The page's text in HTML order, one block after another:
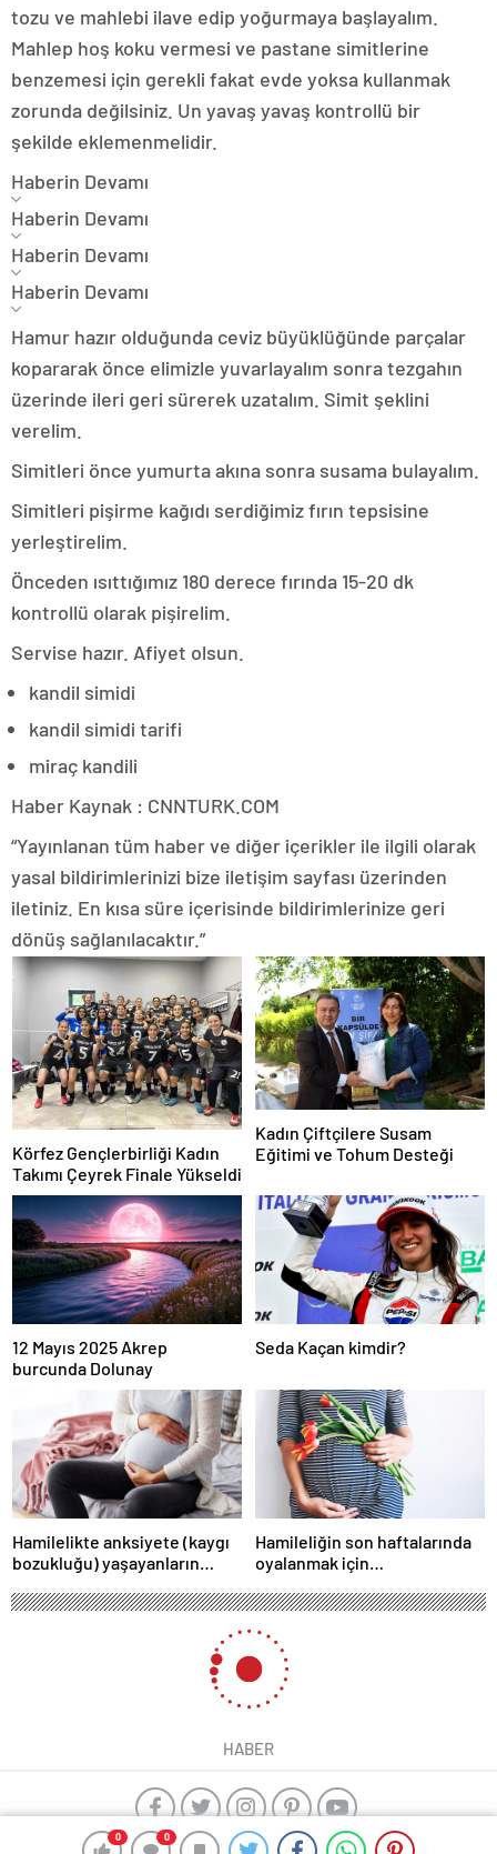
0 0
0 0
tozu ve mahlebi ilave edip yoğurmaya başlayalım.
Mahlep hoş koku vermesi ve pastane simitlerine
benzemesi için gerekli fakat evde yoksa kullanmak
zorunda değilsiniz. Un yavaş yavaş kontrollü bir
şekilde eklemenmelidir.
Haberin Devamı
Haberin Devamı
Haberin Devamı
Haberin Devamı
Hamur hazır olduğunda ceviz büyüklüğünde parçalar
kopararak önce elimizle yuvarlayalım sonra tezgahın
üzerinde ileri geri sürerek uzatalım. Simit şeklini
verelim.
Simitleri önce yumurta akına sonra susama bulayalım.
Simitleri pişirme kağıdı serdiğimiz fırın tepsisine
yerleştirelim.
Önceden ısıttığımız 180 derece fırında 15-20 dk
kontrollü olarak pişirelim.
Servise hazır. Afiyet olsun.
kandil simidi
kandil simidi tarifi
miraç kandili
Haber Kaynak : CNNTURK.COM
“Yayınlanan tüm haber ve diğer içerikler ile ilgili olarak
yasal bildirimlerinizi bize iletişim sayfası üzerinden
iletiniz. En kısa süre içerisinde bildirimlerinize geri
dönüş sağlanılacaktır.”
Körfez Gençlerbirliği Kadın
Takımı Çeyrek Finale Yükseldi
Kadın Çiftçilere Susam
Eğitimi ve Tohum Desteği
12 Mayıs 2025 Akrep
burcunda Dolunay
Seda Kaçan kimdir?
Hamilelikte anksiyete (kaygı
bozukluğu) yaşayanların
Hamileliğin son haftalarında
oyalanmak için…
HABER